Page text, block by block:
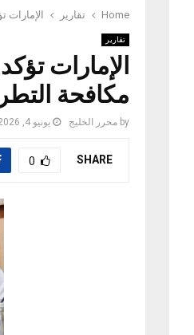
Home تقارير الإمارات
تقارير
الإمارات
مكافحة
by محرر الخليج يونيو 4, 2026
SHARE
0